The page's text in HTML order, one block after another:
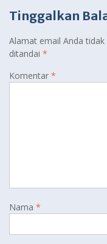
Tinggalkan
Alamat email Anda tidak
ditandai *
Komentar *
Nama *